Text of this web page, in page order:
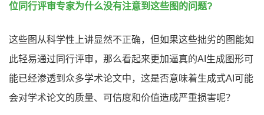
位同行评审专家为什么没有注意到这些图的问题?
这些图从科学性上讲显然不正确，但如果这些拙劣的图能如
此轻易通过同行评审，那么看起来更加逼真的AI生成图形可
能已经渗透到众多学术论文中，这是否意味着生成式AI可能
会对学术论文的质量、可信度和价值造成严重损害呢？